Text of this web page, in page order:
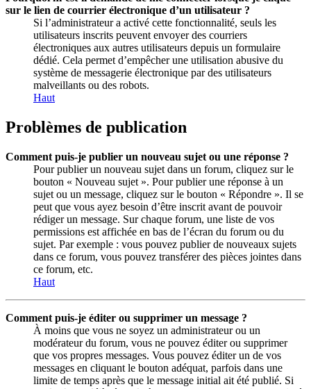
sur le lien de courrier électronique d’un utilisateur ?
Si l’administrateur a activé cette fonctionnalité, seuls les
utilisateurs inscrits peuvent envoyer des courriers
électroniques aux autres utilisateurs depuis un formulaire
dédié. Cela permet d’empêcher une utilisation abusive du
système de messagerie électronique par des utilisateurs
malveillants ou des robots.
Haut
Problèmes de publication
Comment puis-je publier un nouveau sujet ou une réponse ?
Pour publier un nouveau sujet dans un forum, cliquez sur le
bouton « Nouveau sujet ». Pour publier une réponse à un
sujet ou un message, cliquez sur le bouton « Répondre ». Il se
peut que vous ayez besoin d’être inscrit avant de pouvoir
rédiger un message. Sur chaque forum, une liste de vos
permissions est affichée en bas de l’écran du forum ou du
sujet. Par exemple : vous pouvez publier de nouveaux sujets
dans ce forum, vous pouvez transférer des pièces jointes dans
ce forum, etc.
Haut
Comment puis-je éditer ou supprimer un message ?
À moins que vous ne soyez un administrateur ou un
modérateur du forum, vous ne pouvez éditer ou supprimer
que vos propres messages. Vous pouvez éditer un de vos
messages en cliquant le bouton adéquat, parfois dans une
limite de temps après que le message initial ait été publié. Si